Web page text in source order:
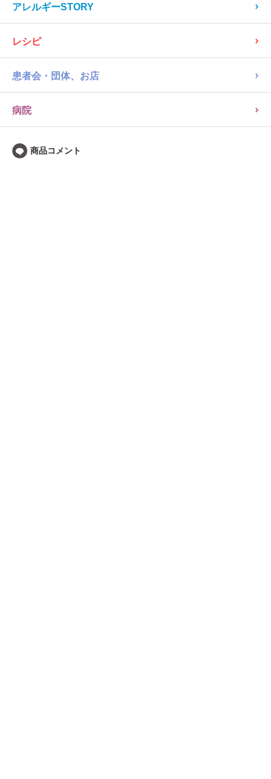
アレルギーSTORY
レシピ
患者会・団体、お店
病院